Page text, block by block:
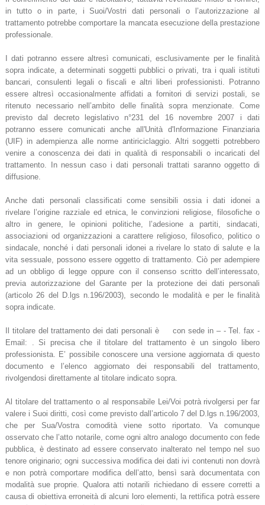
in tutto o in parte, i Suoi/Vostri dati personali o l’autorizzazione al
trattamento potrebbe comportare la mancata esecuzione della prestazione
professionale.
I dati potranno essere altresì comunicati, esclusivamente per le finalità
sopra indicate, a determinati soggetti pubblici o privati, tra i quali istituti
bancari, consulenti legali o fiscali e altri liberi professionisti. Potranno
essere altresì occasionalmente affidati a fornitori di servizi postali, se
ritenuto necessario nell’ambito delle finalità sopra menzionate. Come
previsto dal decreto legislativo n°231 del 16 novembre 2007 i dati
potranno essere comunicati anche all'Unità d'Informazione Finanziaria
(UIF) in adempienza alle norme antiriciclaggio. Altri soggetti potrebbero
venire a conoscenza dei dati in qualità di responsabili o incaricati del
trattamento. In nessun caso i dati personali trattati saranno oggetto di
diffusione.
Anche dati personali classificati come sensibili ossia i dati idonei a
rivelare l’origine razziale ed etnica, le convinzioni religiose, filosofiche o
altro in genere, le opinioni politiche, l’adesione a partiti, sindacati,
associazioni od organizzazioni a carattere religioso, filosofico, politico o
sindacale, nonché i dati personali idonei a rivelare lo stato di salute e la
vita sessuale, possono essere oggetto di trattamento. Ciò per adempiere
ad un obbligo di legge oppure con il consenso scritto dell’interessato,
previa autorizzazione del Garante per la protezione dei dati personali
(articolo 26 del D.lgs n.196/2003), secondo le modalità e per le finalità
sopra indicate.
Il titolare del trattamento dei dati personali è con sede in – - Tel. fax -
Email: . Si precisa che il titolare del trattamento è un singolo libero
professionista. E’ possibile conoscere una versione aggiornata di questo
documento e l’elenco aggiornato dei responsabili del trattamento,
rivolgendosi direttamente al titolare indicato sopra.
Al titolare del trattamento o al responsabile Lei/Voi potrà rivolgersi per far
valere i Suoi diritti, così come previsto dall’articolo 7 del D.lgs n.196/2003,
che per Sua/Vostra comodità viene sotto riportato. Va comunque
osservato che l’atto notarile, come ogni altro analogo documento con fede
pubblica, è destinato ad essere conservato inalterato nel tempo nel suo
tenore originario; ogni successiva modifica dei dati ivi contenuti non dovrà
e non potrà comportare modifica dell’atto, bensì sarà documentata con
modalità sue proprie. Qualora atti notarili richiedano di essere corretti a
causa di obiettiva erroneità di alcuni loro elementi, la rettifica potrà essere